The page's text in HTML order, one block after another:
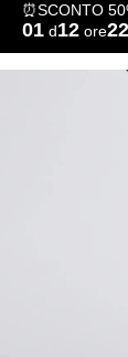
⏰SCONTO
01 d12 ore22